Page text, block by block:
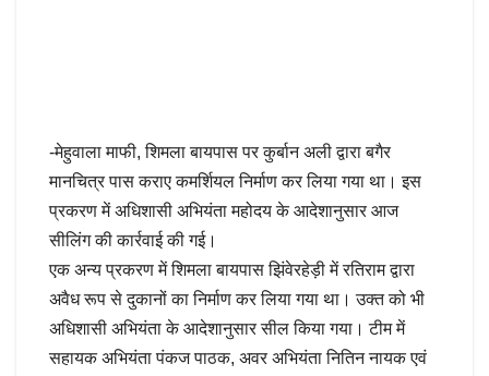
-मेहुवाला माफी, शिमला बायपास पर कुर्बान अली द्वारा बगैर
मानचित्र पास कराए कमर्शियल निर्माण कर लिया गया था। इस
प्रकरण में अधिशासी अभियंता महोदय के आदेशानुसार आज
सीलिंग की कार्रवाई की गई।
एक अन्य प्रकरण में शिमला बायपास झिंवेरहेड़ी में रतिराम द्वारा
अवैध रूप से दुकानों का निर्माण कर लिया गया था। उक्त को भी
अधिशासी अभियंता के आदेशानुसार सील किया गया। टीम में
सहायक अभियंता पंकज पाठक, अवर अभियंता नितिन नायक एवं